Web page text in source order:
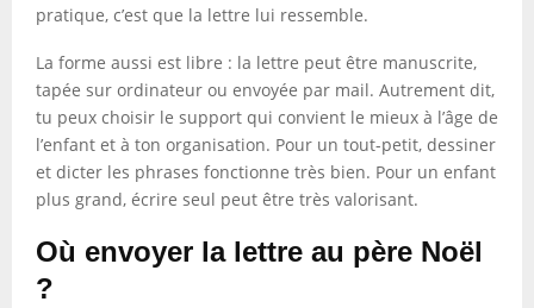
pratique, c’est que la lettre lui ressemble.
La forme aussi est libre : la lettre peut être manuscrite,
tapée sur ordinateur ou envoyée par mail. Autrement dit,
tu peux choisir le support qui convient le mieux à l’âge de
l’enfant et à ton organisation. Pour un tout-petit, dessiner
et dicter les phrases fonctionne très bien. Pour un enfant
plus grand, écrire seul peut être très valorisant.
Où envoyer la lettre au père Noël
?